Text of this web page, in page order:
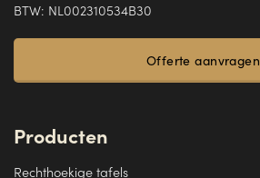
BTW: NL002310534B30
Offerte aanvragen
Producten
Rechthoekige tafels